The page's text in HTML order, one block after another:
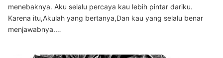
menebaknya. Aku selalu percaya kau lebih pintar dariku.
Karena itu,Akulah yang bertanya,Dan kau yang selalu benar
menjawabnya.…